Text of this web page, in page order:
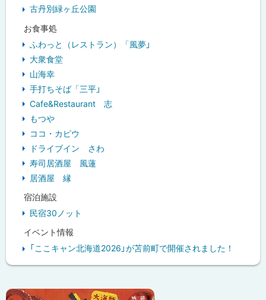
古丹別緑ヶ丘公園
お食事処
ふわっと（レストラン）「風夢」
大衆食堂
山海幸
手打ちそば「三平」
Cafe&Restaurant 志
もつや
ココ・カピウ
ドライブイン さわ
寿司居酒屋 風蓮
居酒屋 縁
宿泊施設
民宿30ノット
イベント情報
「ここキャン北海道2026」が苫前町で開催されました！